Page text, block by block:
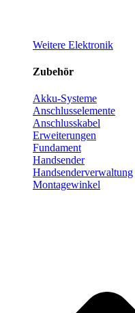
Weitere Elektronik
Zubehör
Akku-Systeme
Anschlusselemente
Anschlusskabel
Erweiterungen
Fundament
Handsender
Handsenderverwaltung
Montagewinkel